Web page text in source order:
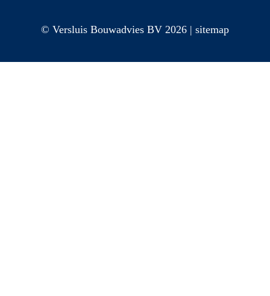
© Versluis Bouwadvies BV 2026 | sitemap